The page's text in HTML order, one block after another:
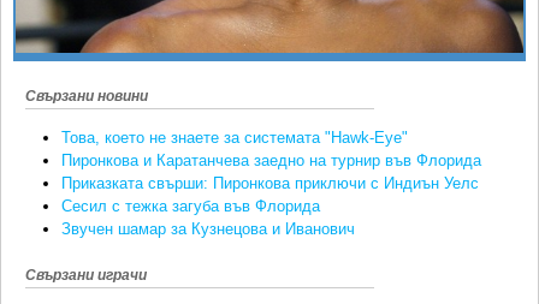
ЖЪЛТО
РАКЕТНИ
Свързани новини
Това, което не знаете за системата "Hawk-Eye"
Пиронкова и Каратанчева заедно на турнир във Флорида
Приказката свърши: Пиронкова приключи с Индиън Уелс
Сесил с тежка загуба във Флорида
Звучен шамар за Кузнецова и Иванович
Свързани играчи